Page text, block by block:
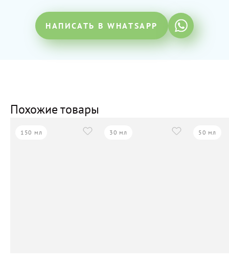
НАПИСАТЬ В WHATSAPP
Похожие товары
150 мл 30 мл 50 мл